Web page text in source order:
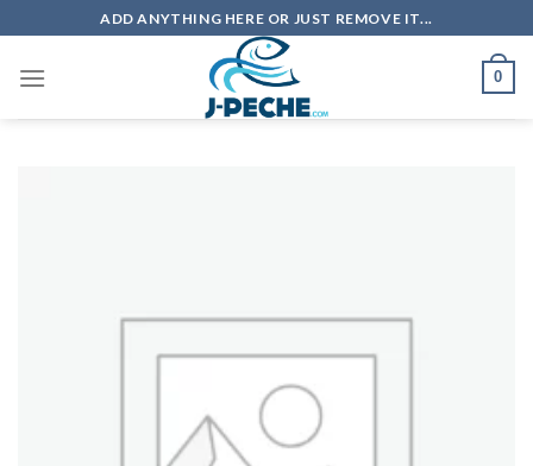
to
content
ADD ANYTHING HERE OR JUST REMOVE IT...
0